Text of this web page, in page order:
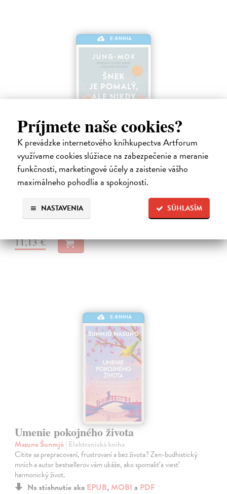
Príjmete naše cookies?
K prevádzke internetového kníhkupectva Artforum
využívame cookies slúžiace na zabezpečenie a meranie
funkčnosti, marketingové účely a zaistenie vášho
maximálneho pohodlia a spokojnosti.
SÚHLASÍM
NASTAVENIA
E-KNIHA
Šnek je pomalý, ale nikdy nemá zpoždění
Jung-mok| Elektronická kniha
Tichá revoluce proti kultuře spěchu a připomínka toho, že být pomalý
neznamená být líný Už vás někdy napadlo, že šnek, který se pohybuje
pomalu, nikdy nedorazí na konec cesty? Už jste ho někdy chtěli
popadnout…
Na stiahnutie akoEPUB
11,13 €
E-KNIHA
Umenie pokojného života
Masuno Šunmjó| Elektronická kniha
Cítite sa prepracovaní, frustrovaní a bez života? Zen-budhistický
mních a autor bestsellerov vám ukáže, ako spomaliť a viesť
harmonický život.
Na stiahnutie ako EPUB, MOBI a PDF